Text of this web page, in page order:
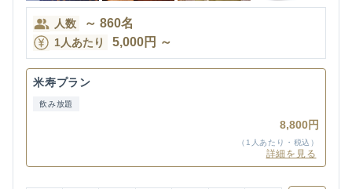
人数 ～ 860名
1人あたり 5,000円 ～
米寿プラン
飲み放題
8,800円
（1人あたり・税込）
詳細を見る